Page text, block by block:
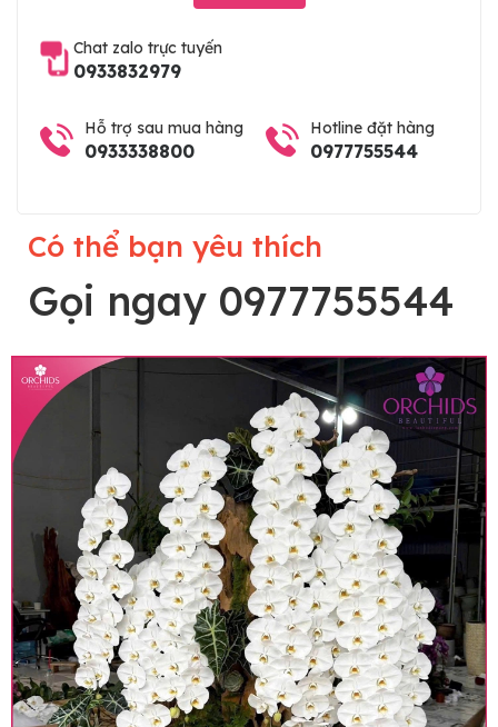
Lưu ý trước khi đặt hàng
• Về cây hoa: Một chậu hoa lan hồ điệp đẹp và
hoàn chỉnh sẽ được phối ghép từ nhiều cây hoa
và tạo dáng hoàn toàn thủ công nên có thể sẽ
khác nhau đôi chút giữa sản phẩm thực tế và
Chat zalo trực tuyến
0933832979
Hỗ trợ sau mua hàng
0933338800
Hotline đặt hàng
0977755544
Có thể bạn yêu thích
Gọi ngay 0977755544